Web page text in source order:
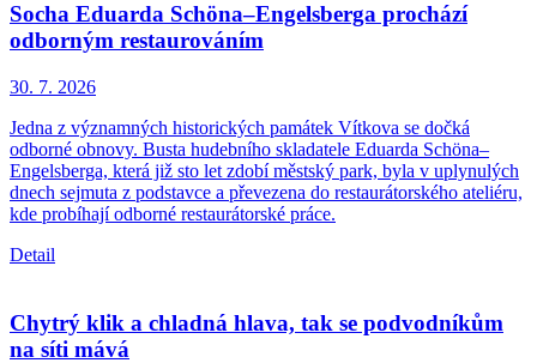
Socha Eduarda Schöna–Engelsberga prochází
odborným restaurováním
30. 7. 2026
Jedna z významných historických památek Vítkova se dočká
odborné obnovy. Busta hudebního skladatele Eduarda Schöna–
Engelsberga, která již sto let zdobí městský park, byla v uplynulých
dnech sejmuta z podstavce a převezena do restaurátorského ateliéru,
kde probíhají odborné restaurátorské práce.
Detail
Chytrý klik a chladná hlava, tak se podvodníkům
na síti mává